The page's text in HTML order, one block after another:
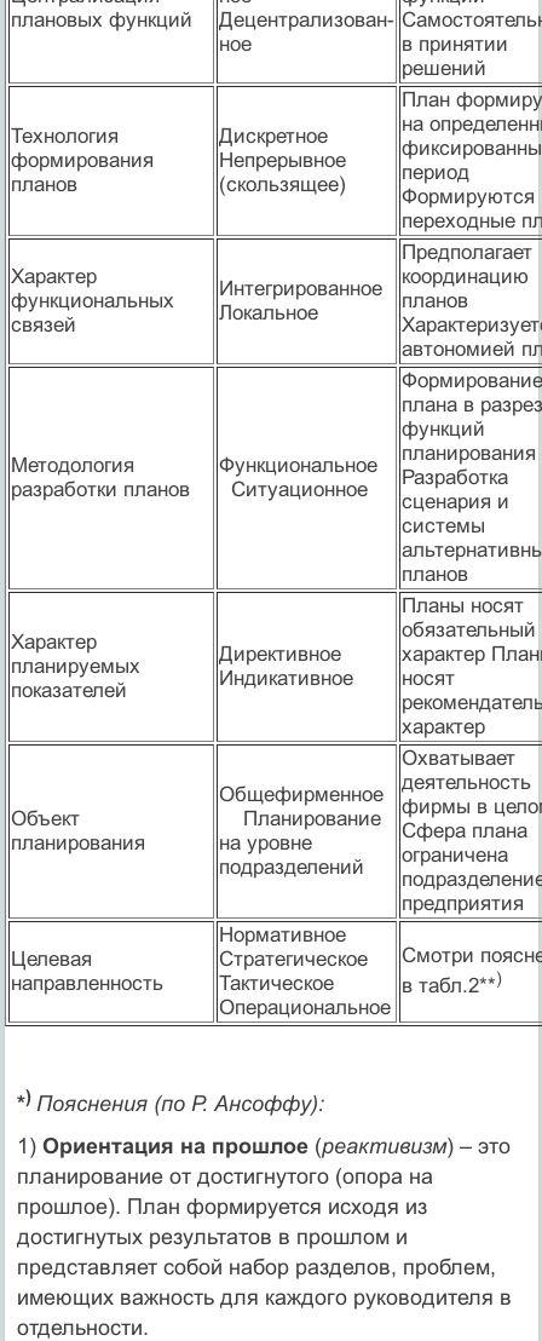
плановых функций
Децентрализован-
ное
в принятии
решений
Технология
формирования
планов
Дискретное
Непрерывное
(скользящее)
План
на
период
Формируются
переходные
Характер
функциональных
связей
Интегрированное
Локальное
Предполагает
координацию
планов
автономией
Методология
разработки планов
Функциональное
Ситуационное
Формирование
плана в
функций
планирования
Разработка
сценария и
системы
планов
Характер
планируемых
показателей
Директивное
Индикативное
Планы носят
обязательный
характер
носят
характер
Объект
планирования
Общефирменное
Планирование
на уровне
подразделений
Охватывает
деятельность
фирмы в
Сфера плана
ограничена
предприятия
Целевая
направленность
Нормативное
Стратегическое
Тактическое
Операциональное
Смотри
в табл.2**)
*) Пояснения (по Р. Ансоффу):
1) Ориентация на прошлое(реактивизм) – это
планирование от достигнутого (опора на
прошлое). План формируется исходя из
достигнутых результатов в прошлом и
представляет собой набор разделов, проблем,
имеющих важность для каждого руководителя в
отдельности.